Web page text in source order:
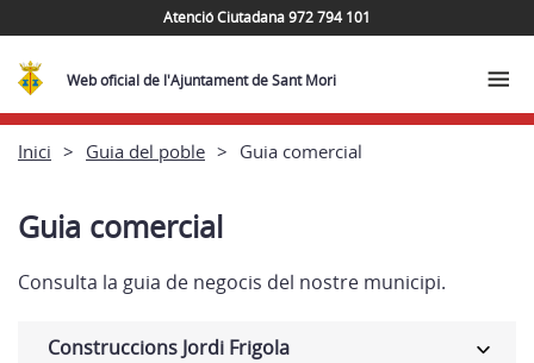
Atenció Ciutadana 972 794 101
Web oficial de l'Ajuntament de Sant Mori
Inici Guia del poble Guia comercial
Guia comercial
Consulta la guia de negocis del nostre municipi.
Construccions Jordi Frigola